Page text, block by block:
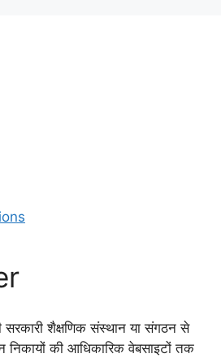
शैक्षणिक संस्थान या संगठन से
निकायों की आधिकारिक वेबसाइटों तक